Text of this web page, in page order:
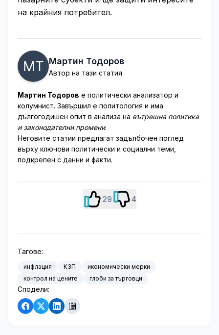
на крайния потребител.
Мартин Тодоров
Автор на тази статия
Мартин Тодоров е политически анализатор и
колумнист. Завършил е политология и има
дългогодишен опит в анализа на вътрешна политика
и законодателни промени.
Неговите статии предлагат задълбочен поглед
върху ключови политически и социални теми,
подкрепен с данни и факти.
29 4
Тагове:
инфлация КЗП
икономически мерки
контрол на цените
глоби за търговци
Сподели: